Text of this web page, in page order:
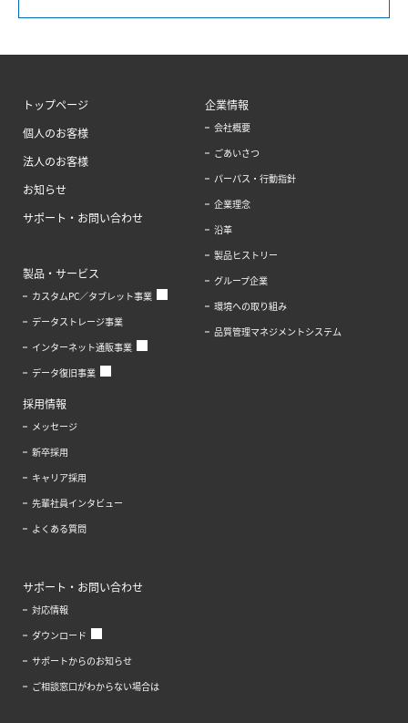
トップページ
個人のお客様
法人のお客様
お知らせ
サポート・お問い合わせ
製品・サービス
カスタムPC／タブレット事業
データストレージ事業
インターネット通販事業
データ復旧事業
企業情報
会社概要
ごあいさつ
パーパス・行動指針
企業理念
沿革
製品ヒストリー
グループ企業
環境への取り組み
品質管理マネジメントシステム
採用情報
メッセージ
新卒採用
キャリア採用
先輩社員インタビュー
よくある質問
サポート・お問い合わせ
対応情報
ダウンロード
サポートからのお知らせ
ご相談窓口がわからない場合は